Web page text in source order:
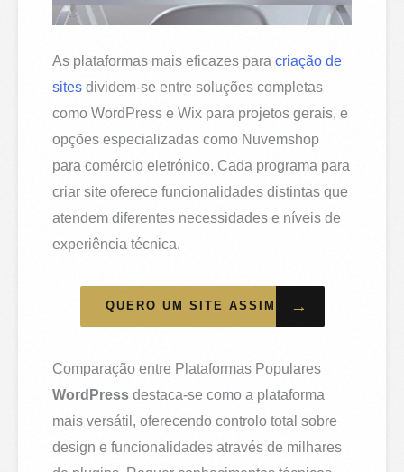
As plataformas mais eficazes paracriação de
sites dividem-se entre soluções completas
como WordPress e Wix para projetos gerais, e
opções especializadas como Nuvemshop
para comércio eletrónico. Cada programa para
criar site oferece funcionalidades distintas que
atendem diferentes necessidades e níveis de
experiência técnica.
QUERO UM SITE ASSIM →
Comparação entre Plataformas Populares
WordPress destaca-se como a plataforma
mais versátil, oferecendo controlo total sobre
design e funcionalidades através de milhares